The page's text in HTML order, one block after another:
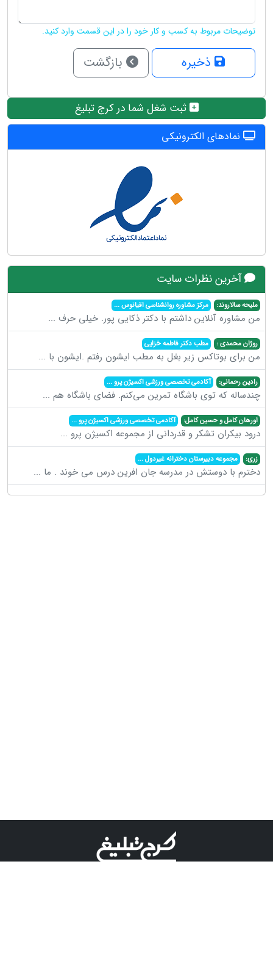
توضیحات مربوط به کسب و کار خود را در این قسمت وارد کنید.
ذخیره بازگشت
ثبت شغل شما در کرج تبلیغ
نمادهای الکترونیکی
آخرین نظرات سایت
ملیحه سالاروند: مرکز مشاوره روانشناسی اقیانوس...
من مشاوره آنلاین داشتم با دکتر ذکایی پور. خیلی حرف ...
روژان محمدی : مطب دکتر فاطمه خزایی
من برای بوتاکس زیر بغل به مطب ایشون رفتم .ایشون با ...
رادین رحمانی: آکادمی تخصصی ورزشی اکسیژن پرو...
چندساله که توی باشگاه تمرین می‌کنم. فضای باشگاه هم ...
اورهان کامل و حسین کامل: آکادمی تخصصی ورزشی اکسیژن پرو...
درود بیکران تشکر و قدردانی از مجموعه اکسیژن پرو ...
زری: مجموعه دبیرستان دخترانه غیردول...
دخترم با دوستش در مدرسه جان افرین درس می خوند . ما ...